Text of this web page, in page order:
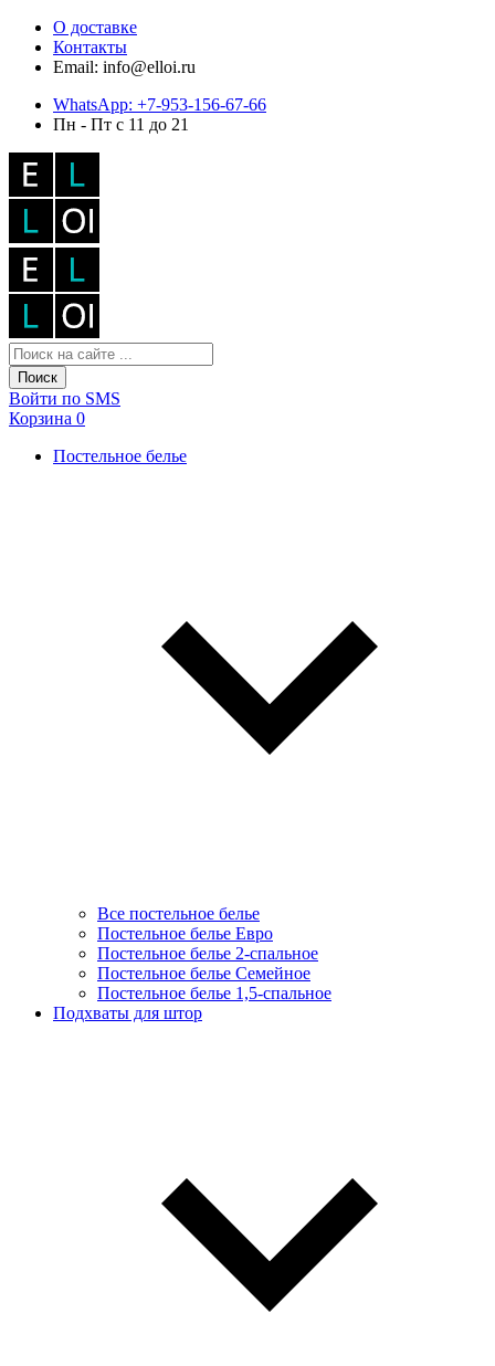
О доставке
Контакты
Email: info@elloi.ru
WhatsApp: +7-953-156-67-66
Пн - Пт с 11 до 21
Поиск
Войти по SMS
Корзина 0
Постельное белье
Все постельное белье
Постельное белье Евро
Постельное белье 2-спальное
Постельное белье Семейное
Постельное белье 1,5-спальное
Подхваты для штор